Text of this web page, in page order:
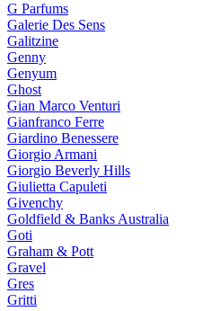
G Parfums
Galerie Des Sens
Galitzine
Genny
Genyum
Ghost
Gian Marco Venturi
Gianfranco Ferre
Giardino Benessere
Giorgio Armani
Giorgio Beverly Hills
Giulietta Capuleti
Givenchy
Goldfield & Banks Australia
Goti
Graham & Pott
Gravel
Gres
Gritti